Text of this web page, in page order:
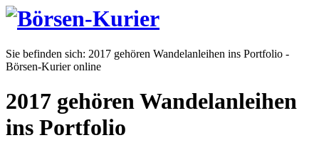
Sie befinden sich: 2017 gehören Wandelanleihen ins Portfolio -
Börsen-Kurier online
2017 gehören Wandelanleihen
ins Portfolio